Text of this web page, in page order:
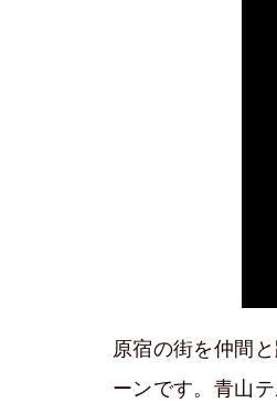
原宿の街を仲間
ーンです。青山